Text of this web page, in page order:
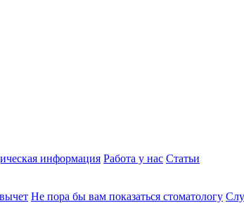
информация Работа у нас Статьи
Не пора бы вам показаться стоматологу